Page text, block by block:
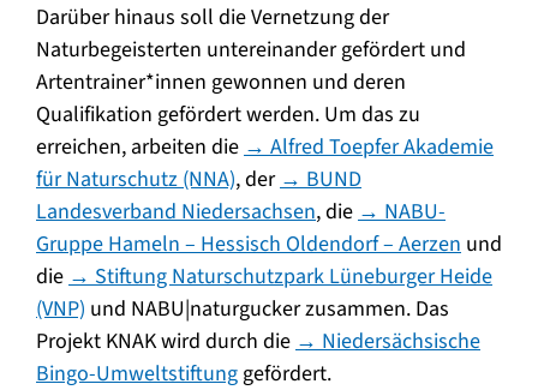
Darüber hinaus soll die Vernetzung der
Naturbegeisterten untereinander gefördert und
Artentrainer*innen gewonnen und deren
Qualifikation gefördert werden. Um das zu
erreichen, arbeiten die → Alfred Toepfer Akademie
für Naturschutz (NNA), der → BUND
Landesverband Niedersachsen, die → NABU-
Gruppe Hameln – Hessisch Oldendorf – Aerzen und
die → Stiftung Naturschutzpark Lüneburger Heide
(VNP) und NABU|naturgucker zusammen. Das
Projekt KNAK wird durch die → Niedersächsische
Bingo-Umweltstiftung gefördert.